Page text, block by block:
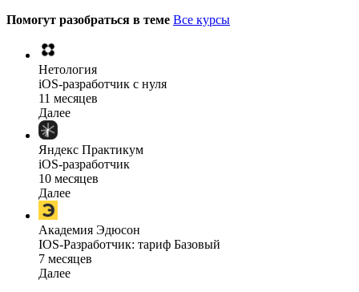
Помогут разобраться в теме Все курсы
Нетология
iOS-разработчик с нуля
11 месяцев
Далее
Яндекс Практикум
iOS-разработчик
10 месяцев
Далее
Академия Эдюсон
IOS-Разработчик: тариф Базовый
7 месяцев
Далее